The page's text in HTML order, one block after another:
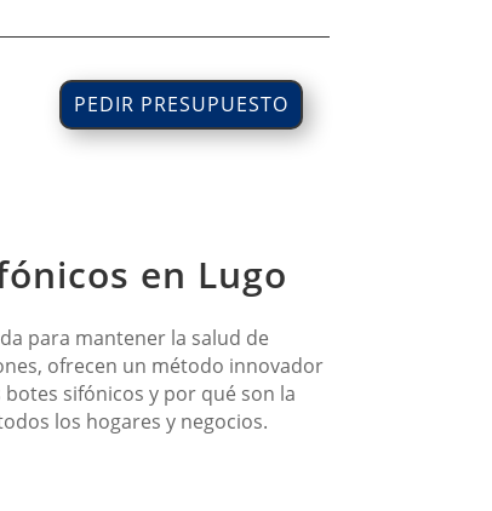
PEDIR PRESUPUESTO
en Lugo
para mantener la salud de
ofrecen un método innovador
sifónicos y por qué son la
los hogares y negocios.